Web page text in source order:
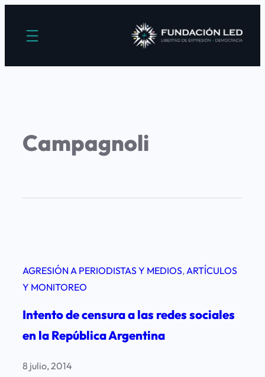
Campagnoli
AGRESIÓN A PERIODISTAS Y MEDIOS, ARTÍCULOS
Y MONITOREO
Intento de censura a las redes sociales
en la República Argentina
8 julio, 2014